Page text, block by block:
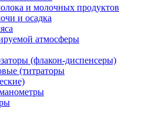
и молочных продуктов
и осадка
атмосферы
(флакон-диспенсеры)
(титраторы